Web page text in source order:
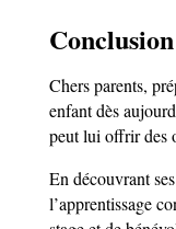
Conclusion
Chers parents,
enfant dès
peut lui offrir des
En découvrant
l’apprentissage